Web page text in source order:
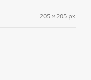
205 × 205 px